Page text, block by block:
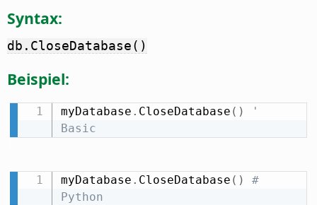
Syntax:
db.CloseDatabase()
Beispiel:
myDatabase . CloseDatabase ( )
'
Basic
myDatabase . CloseDatabase ( )
#
Python